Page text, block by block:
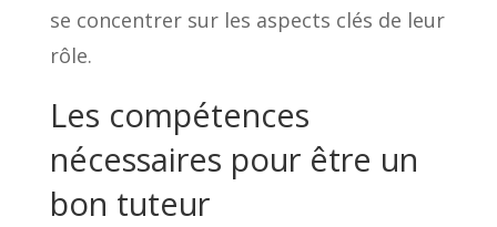
se concentrer sur les aspects clés de leur
rôle.
Les compétences
nécessaires pour être un
bon tuteur